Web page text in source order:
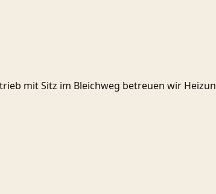
mit Sitz im Bleichweg betreuen wir